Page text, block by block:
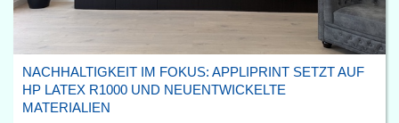
NACHHALTIGKEIT IM FOKUS: APPLIPRINT SETZT AUF
HP LATEX R1000 UND NEUENTWICKELTE
MATERIALIEN